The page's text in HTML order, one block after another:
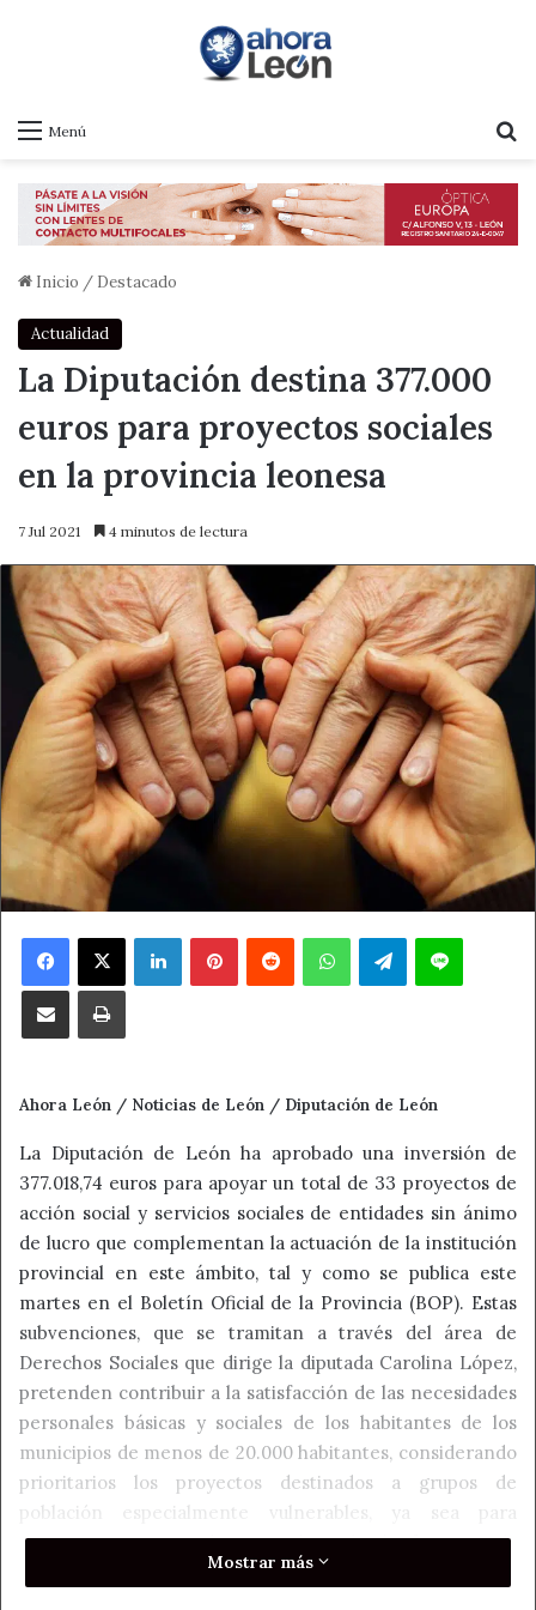
Menú
Inicio / Destacado
Actualidad
La Diputación destina 377.000
euros para proyectos sociales
en la provincia leonesa
7 Jul 2021 4 minutos de lectura
Facebook
X LinkedInPinterestReddit WhatsAppTelegramLine
Compartir por correo electrónicoImprimir
Ahora León / Noticias de León / Diputación de León
La Diputación de León ha aprobado una inversión de
377.018,74 euros para apoyar un total de 33 proyectos de
acción social y servicios sociales de entidades sin ánimo
de lucro que complementan la actuación de la institución
provincial en este ámbito, tal y como se publica este
martes en el Boletín Oficial de la Provincia (BOP). Estas
subvenciones, que se tramitan a través del área de
Derechos Sociales que dirige la diputada Carolina López,
pretenden contribuir a la satisfacción de las necesidades
personales básicas y sociales de los habitantes de los
municipios de menos de 20.000 habitantes, considerando
prioritarios los proyectos destinados a grupos de
población especialmente vulnerables, ya sea para
prevenir situaciones de riesgo de exclusión, favorecer la
inclusión social, promover la igualdad entre hombres y
Mostrar más